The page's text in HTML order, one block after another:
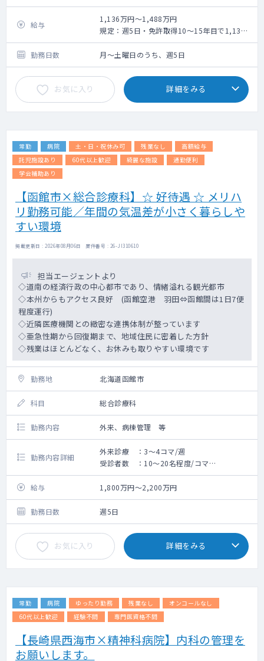
外来・病棟管理・救急対応です。
※代表的な症例※
良性頭位変換性めまい症、けいれん発作、失
神、頚椎症
肺炎(市中肺炎、医療ケア関連肺炎、間質性肺
炎、肺塞栓症)、慢性閉塞性肺疾患
出血性胃炎、慢性胆嚢炎、虚血性腸炎、ネフ
ローゼ症候群
糖尿病性ケトアシドーシス、アルコール性ケ
貧血、鉄欠乏性貧血
尿路感染症、敗血症性ショック、菌血症、熱
給与
1,136万円～1,488万円
規定：週5日・免許取得10～15年目で1,136
万円ですが
※最終的には面談後に提示いたします。（各
手当含まず）
勤務日数 月～土曜日のうち、週5日
お気に入り 詳細をみる
常勤 病院 土・日・祝休み可 残業なし
高額給与
託児施設あり
60代以上歓迎 綺麗な施設
通勤便利
学会補助あり
【函館市×総合診療科】☆ 好待遇 ☆ メリハ
リ勤務可能／年間の気温差が小さく暮らしや
すい環境
掲載更新日 : 2026年08月06日 案件番号 : 26-JI310610
担当エージェントより
◇道南の経済行政の中心都市であり、情緒溢れる観光都市
◇本州からもアクセス良好 (函館空港 羽田⇔函館間は1日7便
程度運行)
◇近隣医療機関との緻密な連携体制が整っています
◇亜急性期から回復期まで、地域住民に密着した方針
◇残業はほとんどなく、お休みも取りやすい環境です
勤務地 北海道函館市
科目 総合診療科
勤務内容 外来、病棟管理 等
勤務内容詳細
外来診療 ：3～4コマ/週
受診者数 ：10～20名程度/コマ
病棟管理数：20～25床
当直 ：月4回程度（要相談）
訪問診療 ：相談のうえ（診療体制は日勤
帯・夜間ともに、看護師との2人体制です。）
オンコール：当番制です。
給与 1,800万円～2,200万円
勤務日数 週5日
お気に入り 詳細をみる
常勤 病院 ゆったり勤務 残業なし
オンコールなし
60代以上歓迎
経験不問 専門医資格不問
【長崎県西海市×精神科病院】内科の管理を
お願いします。